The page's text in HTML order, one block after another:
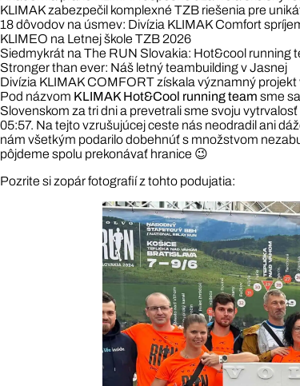
KLIMAK zabezpečil komplexné TZB riešenia pre
18 dôvodov na úsmev: Divízia KLIMAK Comfort
KLIMEO na Letnej škole TZB 2026
Siedmykrát na The RUN Slovakia: Hot&cool running
Stronger than ever: Náš letný teambuilding v Jasnej
Divízia KLIMAK COMFORT získala významný projekt
Pod názvom KLIMAK Hot&Cool running team sme
Slovenskom za tri dni a prevetrali sme svoju
05:57. Na tejto vzrušujúcej ceste nás neodradil ani
nám všetkým podarilo dobehnúť s množstvom
pôjdeme spolu prekonávať hranice 😉
Pozrite si zopár fotografií z tohto podujatia: